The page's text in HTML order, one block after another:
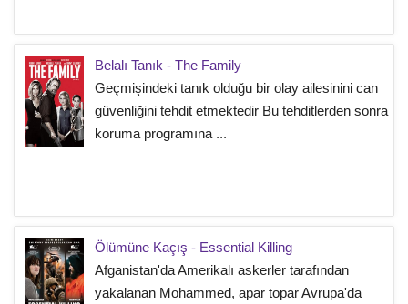
Belalı Tanık - The Family
Geçmişindeki tanık olduğu bir olay ailesinini can
güvenliğini tehdit etmektedir Bu tehditlerden sonra
koruma programına ...
Ölümüne Kaçış - Essential Killing
Afganistan'da Amerikalı askerler tarafından
yakalanan Mohammed, apar topar Avrupa'da